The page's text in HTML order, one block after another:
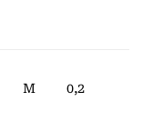
M 0,2